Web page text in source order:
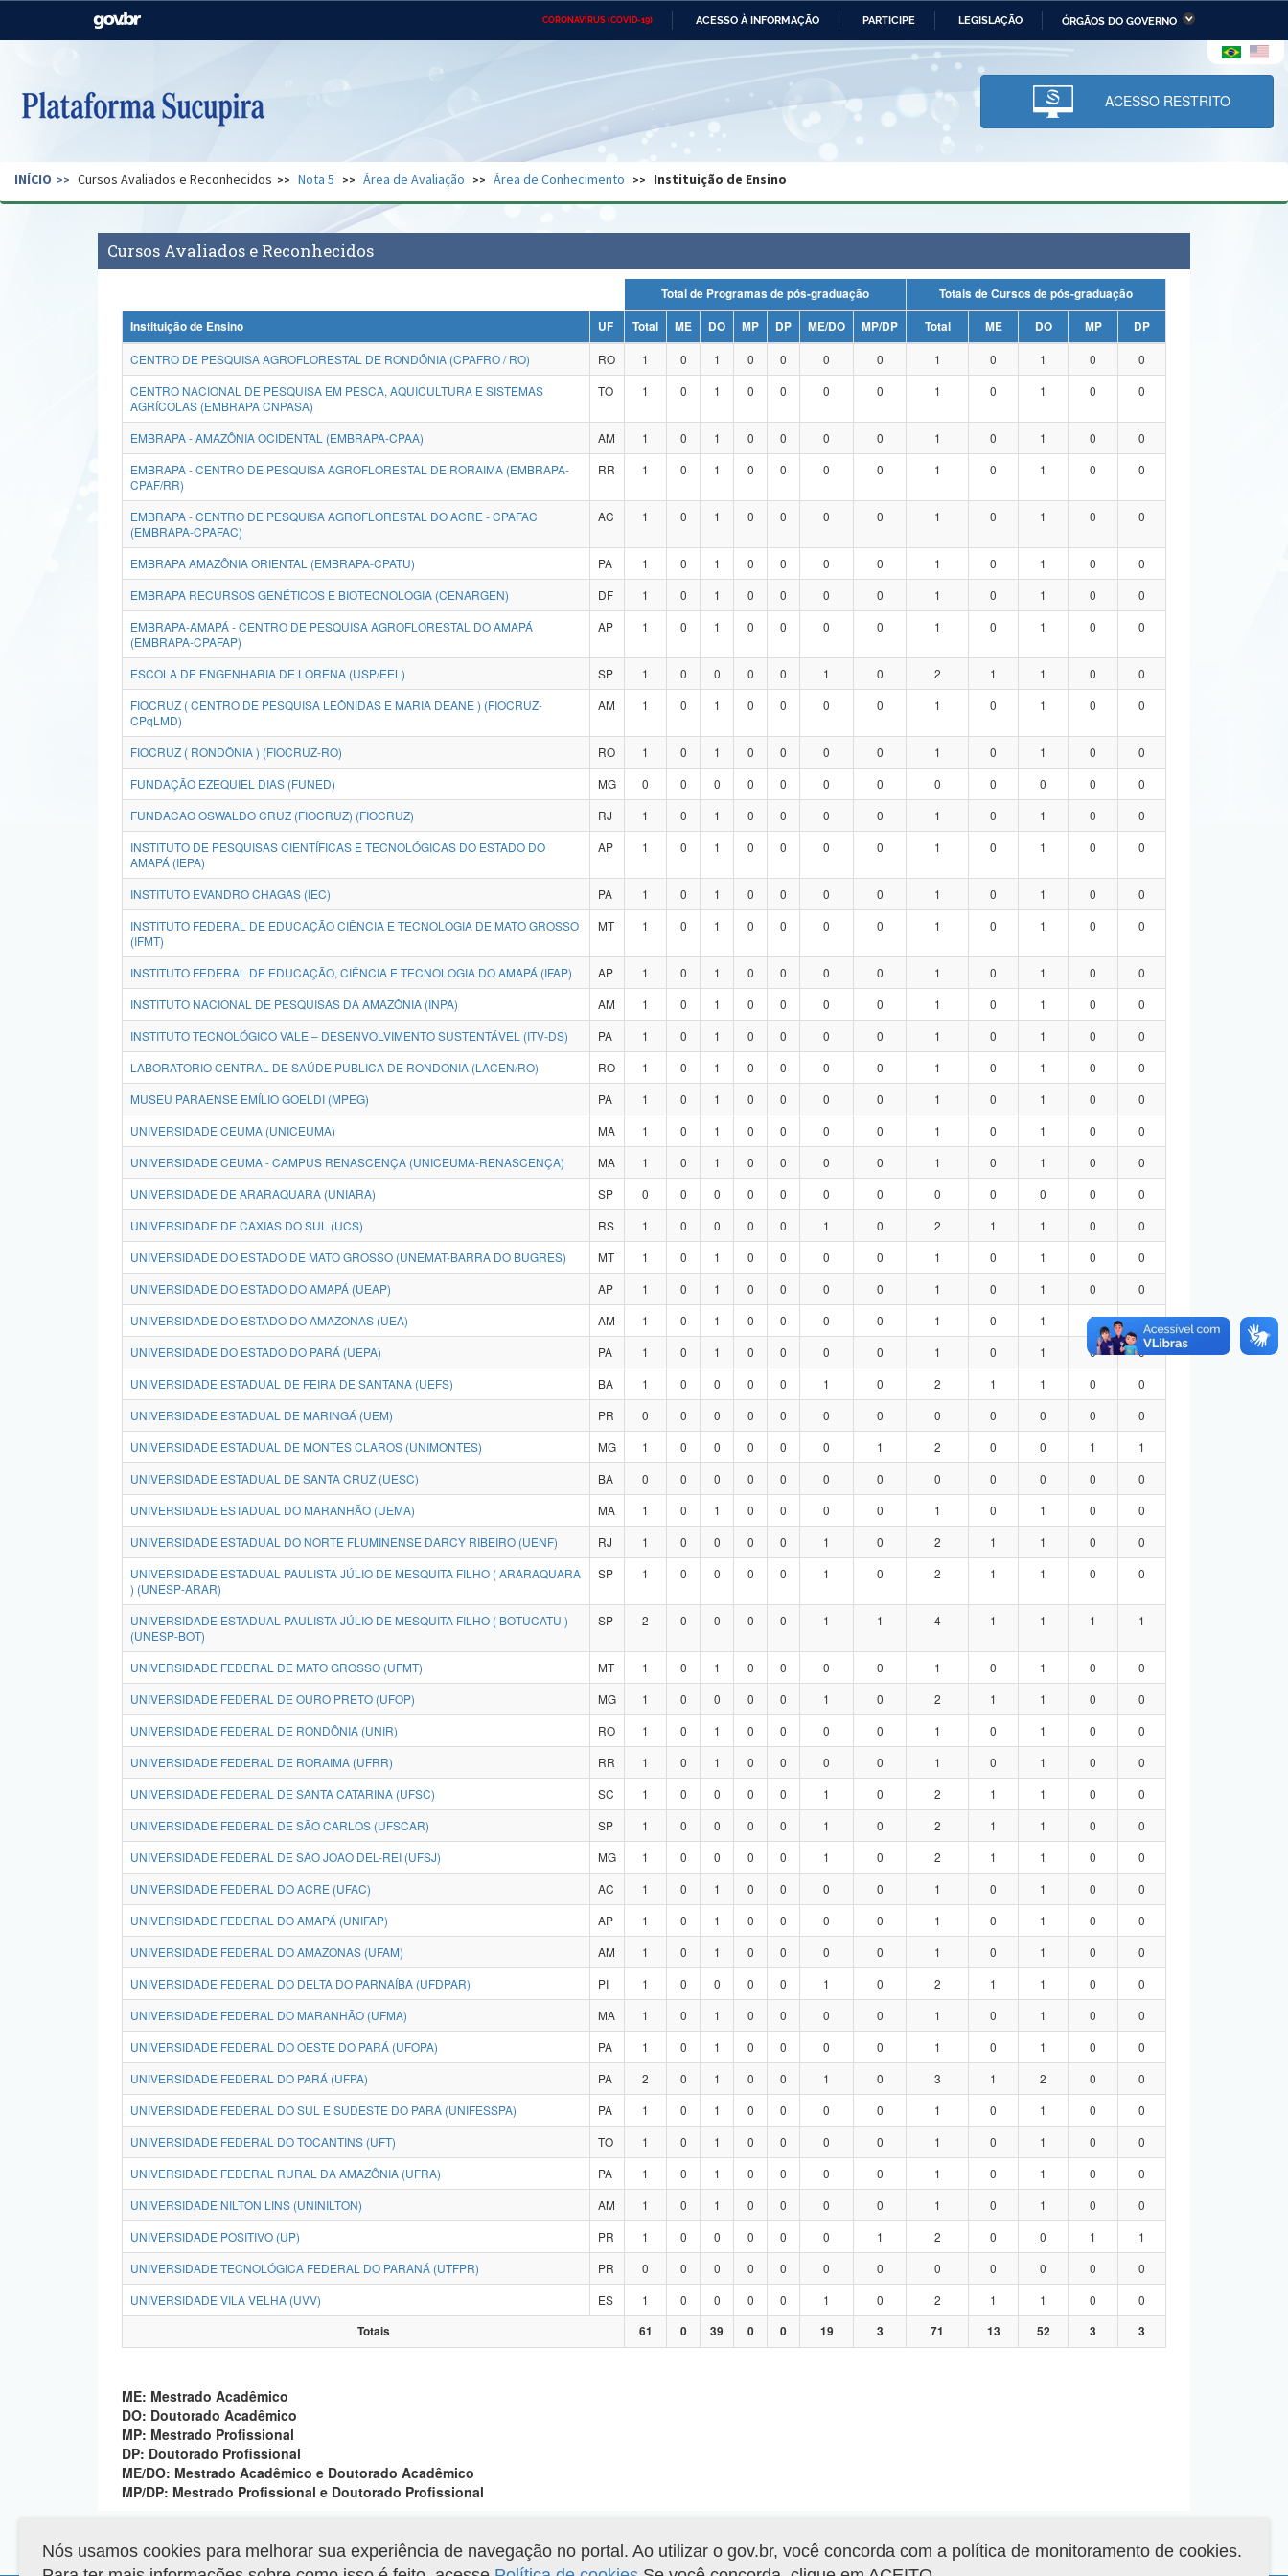
CORONAVÍRUS (COVID-19) ACESSO À INFORMAÇÃO PARTICIPE LEGISLAÇÃO ÓRGÃOS DO GOVERNO
Casa Civil Ministério das Relações Ministério da Economia Ministério da Infraestrutura
Pecuária e Abastecimento
Ministério da Ciência,
Tecnologia, Inovações e
Comunicações
Ministério do Desenvolvimento
Regional e dos Direitos Humanos
Secretaria de Governo Gabinete de Segurança Advocacia-Geral da União Banco Central do Brasil Planalto
ACESSO RESTRITO
INÍCIO Cursos Avaliados e Reconhecidos Nota 5 Área de Avaliação Área de Conhecimento Instituição de Ensino
Cursos Avaliados e Reconhecidos
Total de Programas de pós-graduação
Totais de Cursos de pós-graduação
Instituição de Ensino
UF Total ME DO MP DP ME/DO MP/DP Total ME DO MP
DP
CENTRO DE PESQUISA AGROFLORESTAL DE RONDÔNIA (CPAFRO / RO)
RO 1 0 1 0 0 0 0 1 0 1 0
0
CENTRO NACIONAL DE PESQUISA EM PESCA, AQUICULTURA E SISTEMAS
AGRÍCOLAS (EMBRAPA CNPASA)
TO 1 0 1 0 0 0 0 1 0 1 0 0
EMBRAPA - AMAZÔNIA OCIDENTAL (EMBRAPA-CPAA) AM 1 0 1 0 0 0 0 1 0 1 0
0
EMBRAPA - CENTRO DE PESQUISA AGROFLORESTAL DE RORAIMA (EMBRAPA-
CPAF/RR)
RR 1 0 1 0 0 0 0 1 0 1 0 0
EMBRAPA - CENTRO DE PESQUISA AGROFLORESTAL DO ACRE - CPAFAC
(EMBRAPA-CPAFAC)
AC 1 0 1 0 0 0 0 1 0 1 0 0
EMBRAPA AMAZÔNIA ORIENTAL (EMBRAPA-CPATU) PA 1 0 1 0 0 0 0 1 0 1 0
0
EMBRAPA RECURSOS GENÉTICOS E BIOTECNOLOGIA (CENARGEN)
DF 1 0 1 0 0 0 0 1 0 1 0
0
EMBRAPA-AMAPÁ - CENTRO DE PESQUISA AGROFLORESTAL DO AMAPÁ
(EMBRAPA-CPAFAP)
AP 1 0 1 0 0 0 0 1 0 1 0 0
ESCOLA DE ENGENHARIA DE LORENA (USP/EEL) SP 1 0 0 0 0 1 0 2 1 1 0
0
FIOCRUZ ( CENTRO DE PESQUISA LEÔNIDAS E MARIA DEANE ) (FIOCRUZ-
CPqLMD)
AM 1 0 1 0 0 0 0 1 0 1 0 0
FIOCRUZ ( RONDÔNIA ) (FIOCRUZ-RO) RO 1 0 1 0 0 0 0 1 0 1 0
0
FUNDAÇÃO EZEQUIEL DIAS (FUNED)
MG 0 0 0 0 0 0 0 0 0 0 0
0
FUNDACAO OSWALDO CRUZ (FIOCRUZ) (FIOCRUZ)
RJ 1 0 1 0 0 0 0 1 0 1 0
0
INSTITUTO DE PESQUISAS CIENTÍFICAS E TECNOLÓGICAS DO ESTADO DO
AMAPÁ (IEPA)
AP 1 0 1 0 0 0 0 1 0 1 0 0
INSTITUTO EVANDRO CHAGAS (IEC) PA 1 0 1 0 0 0 0 1 0 1 0
0
INSTITUTO FEDERAL DE EDUCAÇÃO CIÊNCIA E TECNOLOGIA DE MATO GROSSO
(IFMT)
MT 1 0 1 0 0 0 0 1 0 1 0 0
INSTITUTO FEDERAL DE EDUCAÇÃO, CIÊNCIA E TECNOLOGIA DO AMAPÁ (IFAP) AP 1 0 1 0 0 0 0 1 0 1 0
0
INSTITUTO NACIONAL DE PESQUISAS DA AMAZÔNIA (INPA)
AM 1 0 1 0 0 0 0 1 0 1 0
0
INSTITUTO TECNOLÓGICO VALE – DESENVOLVIMENTO SUSTENTÁVEL (ITV-DS)
PA 1 0 1 0 0 0 0 1 0 1 0
0
LABORATORIO CENTRAL DE SAÚDE PUBLICA DE RONDONIA (LACEN/RO)
RO 1 0 1 0 0 0 0 1 0 1 0
0
MUSEU PARAENSE EMÍLIO GOELDI (MPEG)
PA 1 0 1 0 0 0 0 1 0 1 0
0
UNIVERSIDADE CEUMA (UNICEUMA)
MA 1 0 1 0 0 0 0 1 0 1 0
0
UNIVERSIDADE CEUMA - CAMPUS RENASCENÇA (UNICEUMA-RENASCENÇA)
MA 1 0 1 0 0 0 0 1 0 1 0
0
UNIVERSIDADE DE ARARAQUARA (UNIARA)
SP 0 0 0 0 0 0 0 0 0 0 0
0
UNIVERSIDADE DE CAXIAS DO SUL (UCS)
RS 1 0 0 0 0 1 0 2 1 1 0
0
UNIVERSIDADE DO ESTADO DE MATO GROSSO (UNEMAT-BARRA DO BUGRES)
MT 1 0 1 0 0 0 0 1 0 1 0
0
UNIVERSIDADE DO ESTADO DO AMAPÁ (UEAP)
AP 1 0 1 0 0 0 0 1 0 1 0
0
UNIVERSIDADE DO ESTADO DO AMAZONAS (UEA)
AM 1 0 1 0 0 0 0 1 0 1 0
0
UNIVERSIDADE DO ESTADO DO PARÁ (UEPA)
PA 1 0 1 0 0 0 0 1 0 1 0
0
UNIVERSIDADE ESTADUAL DE FEIRA DE SANTANA (UEFS)
BA 1 0 0 0 0 1 0 2 1 1 0
0
UNIVERSIDADE ESTADUAL DE MARINGÁ (UEM)
PR 0 0 0 0 0 0 0 0 0 0 0
0
UNIVERSIDADE ESTADUAL DE MONTES CLAROS (UNIMONTES)
MG 1 0 0 0 0 0 1 2 0 0 1
1
UNIVERSIDADE ESTADUAL DE SANTA CRUZ (UESC)
BA 0 0 0 0 0 0 0 0 0 0 0
0
UNIVERSIDADE ESTADUAL DO MARANHÃO (UEMA)
MA 1 0 1 0 0 0 0 1 0 1 0
0
UNIVERSIDADE ESTADUAL DO NORTE FLUMINENSE DARCY RIBEIRO (UENF)
RJ 1 0 0 0 0 1 0 2 1 1 0
0
UNIVERSIDADE ESTADUAL PAULISTA JÚLIO DE MESQUITA FILHO ( ARARAQUARA
) (UNESP-ARAR)
SP 1 0 0 0 0 1 0 2 1 1 0 0
UNIVERSIDADE ESTADUAL PAULISTA JÚLIO DE MESQUITA FILHO ( BOTUCATU )
(UNESP-BOT)
SP 2 0 0 0 0 1 1 4 1 1 1 1
UNIVERSIDADE FEDERAL DE MATO GROSSO (UFMT) MT 1 0 1 0 0 0 0 1 0 1 0
0
UNIVERSIDADE FEDERAL DE OURO PRETO (UFOP)
MG 1 0 0 0 0 1 0 2 1 1 0
0
UNIVERSIDADE FEDERAL DE RONDÔNIA (UNIR)
RO 1 0 1 0 0 0 0 1 0 1 0
0
UNIVERSIDADE FEDERAL DE RORAIMA (UFRR)
RR 1 0 1 0 0 0 0 1 0 1 0
0
UNIVERSIDADE FEDERAL DE SANTA CATARINA (UFSC)
SC 1 0 0 0 0 1 0 2 1 1 0
0
UNIVERSIDADE FEDERAL DE SÃO CARLOS (UFSCAR)
SP 1 0 0 0 0 1 0 2 1 1 0
0
UNIVERSIDADE FEDERAL DE SÃO JOÃO DEL-REI (UFSJ)
MG 1 0 0 0 0 1 0 2 1 1 0
0
UNIVERSIDADE FEDERAL DO ACRE (UFAC)
AC 1 0 1 0 0 0 0 1 0 1 0
0
UNIVERSIDADE FEDERAL DO AMAPÁ (UNIFAP)
AP 1 0 1 0 0 0 0 1 0 1 0
0
UNIVERSIDADE FEDERAL DO AMAZONAS (UFAM)
AM 1 0 1 0 0 0 0 1 0 1 0
0
UNIVERSIDADE FEDERAL DO DELTA DO PARNAÍBA (UFDPAR)
PI 1 0 0 0 0 1 0 2 1 1 0
0
UNIVERSIDADE FEDERAL DO MARANHÃO (UFMA)
MA 1 0 1 0 0 0 0 1 0 1 0
0
UNIVERSIDADE FEDERAL DO OESTE DO PARÁ (UFOPA)
PA 1 0 1 0 0 0 0 1 0 1 0
0
UNIVERSIDADE FEDERAL DO PARÁ (UFPA)
PA 2 0 1 0 0 1 0 3 1 2 0
0
UNIVERSIDADE FEDERAL DO SUL E SUDESTE DO PARÁ (UNIFESSPA)
PA 1 0 1 0 0 0 0 1 0 1 0
0
UNIVERSIDADE FEDERAL DO TOCANTINS (UFT)
TO 1 0 1 0 0 0 0 1 0 1 0
0
UNIVERSIDADE FEDERAL RURAL DA AMAZÔNIA (UFRA)
PA 1 0 1 0 0 0 0 1 0 1 0
0
UNIVERSIDADE NILTON LINS (UNINILTON)
AM 1 0 1 0 0 0 0 1 0 1 0
0
UNIVERSIDADE POSITIVO (UP)
PR 1 0 0 0 0 0 1 2 0 0 1
1
UNIVERSIDADE TECNOLÓGICA FEDERAL DO PARANÁ (UTFPR)
PR 0 0 0 0 0 0 0 0 0 0 0
0
UNIVERSIDADE VILA VELHA (UVV)
ES 1 0 0 0 0 1 0 2 1 1 0
0
Totais
61 0 39 0 0 19 3 71 13 52 3 3
ME: Mestrado Acadêmico
DO: Doutorado Acadêmico
MP: Mestrado Profissional
DP: Doutorado Profissional
ME/DO: Mestrado Acadêmico e Doutorado Acadêmico
MP/DP: Mestrado Profissional e Doutorado Profissional
Gerar arquivo XLS
Nós usamos cookies para melhorar sua experiência de navegação no portal. Ao utilizar o gov.br, você concorda com a política de monitoramento de cookies.